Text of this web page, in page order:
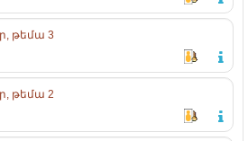
թեմա 3
թեմա 2